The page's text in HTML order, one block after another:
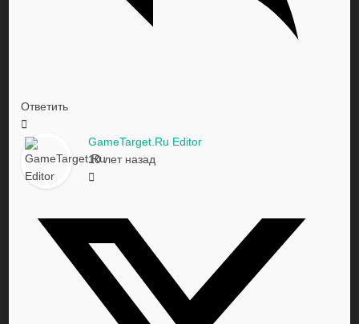
Ответить
GameTarget.Ru Editor
10 лет назад